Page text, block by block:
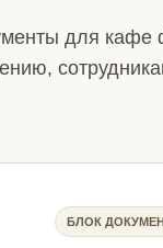
для кафе
БЛОК